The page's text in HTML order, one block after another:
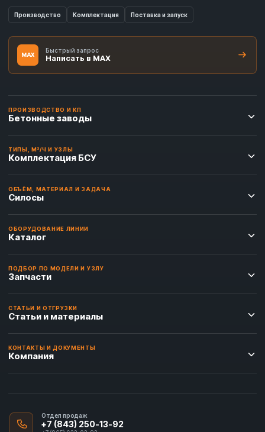
Производство Комплектация Поставка и запуск
MAX
Быстрый запрос
Написать в MAX
ПРОИЗВОДСТВО И КП
Бетонные заводы
ТИПЫ, М³/Ч И УЗЛЫ
Комплектация БСУ
ОБЪЁМ, МАТЕРИАЛ И ЗАДАЧА
Силосы
ОБОРУДОВАНИЕ ЛИНИИ
Каталог
ПОДБОР ПО МОДЕЛИ И УЗЛУ
Запчасти
СТАТЬИ И ОТГРУЗКИ
Статьи и материалы
КОНТАКТЫ И ДОКУМЕНТЫ
Компания
Отдел продаж
+7 (843) 250-13-92